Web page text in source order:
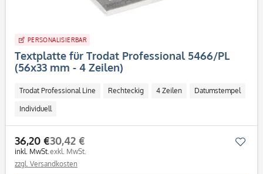
PERSONALISIERBAR
Textplatte für Trodat Professional 5466/PL
(56x33 mm - 4 Zeilen)
Trodat Professional Line Rechteckig 4 Zeilen Datumstempel
Individuell
36,20 €
inkl. MwSt.
30,42 €
exkl. MwSt.
zzgl. Versandkosten